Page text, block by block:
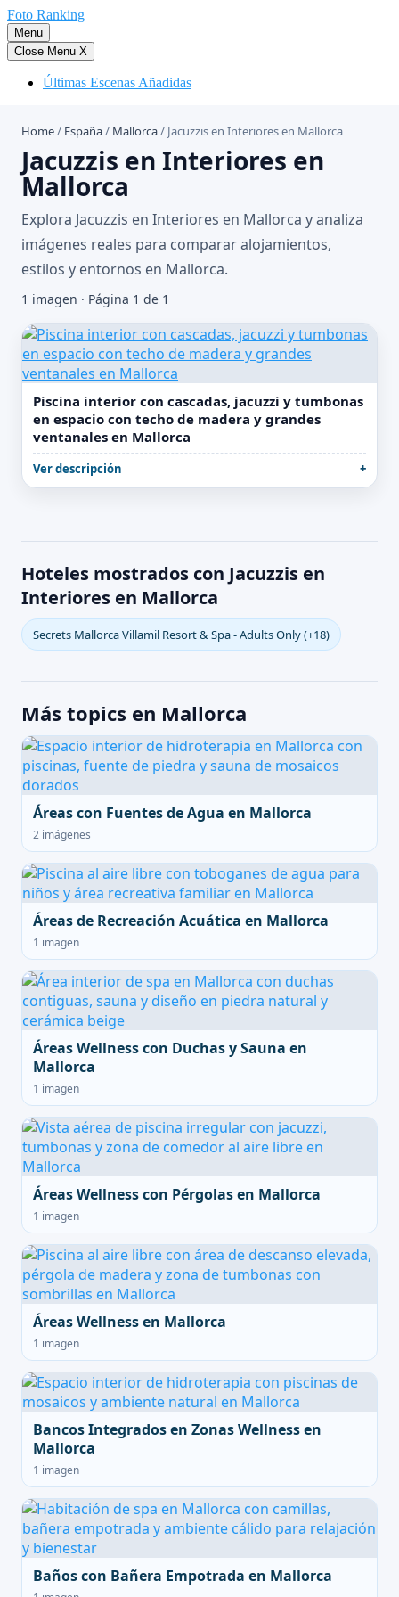
Saltar
al
contenido
Foto Ranking
Menu
Close Menu X
Últimas Escenas Añadidas
Home/ España/ Mallorca/ Jacuzzis en Interiores en Mallorca
Jacuzzis en Interiores en
Mallorca
Explora Jacuzzis en Interiores en Mallorca y analiza
imágenes reales para comparar alojamientos,
estilos y entornos en Mallorca.
1 imagen · Página 1 de 1
Piscina interior con cascadas, jacuzzi y tumbonas
en espacio con techo de madera y grandes
ventanales en Mallorca
Ver descripción
Hoteles mostrados con Jacuzzis en
Interiores en Mallorca
Secrets Mallorca Villamil Resort & Spa - Adults Only (+18)
Más topics en Mallorca
Áreas con Fuentes de Agua en Mallorca
2 imágenes
Áreas de Recreación Acuática en Mallorca
1 imagen
Áreas Wellness con Duchas y Sauna en
Mallorca
1 imagen
Áreas Wellness con Pérgolas en Mallorca
1 imagen
Áreas Wellness en Mallorca
1 imagen
Bancos Integrados en Zonas Wellness en
Mallorca
1 imagen
Baños con Bañera Empotrada en Mallorca